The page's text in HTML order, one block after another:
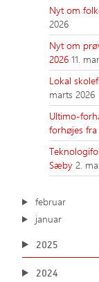
Nyt om
2026
Nyt om
2026 11.
Lokal
marts 2026
Ultimo-
forhøjes fra
Sæby 2.
februar
januar
2025
2024